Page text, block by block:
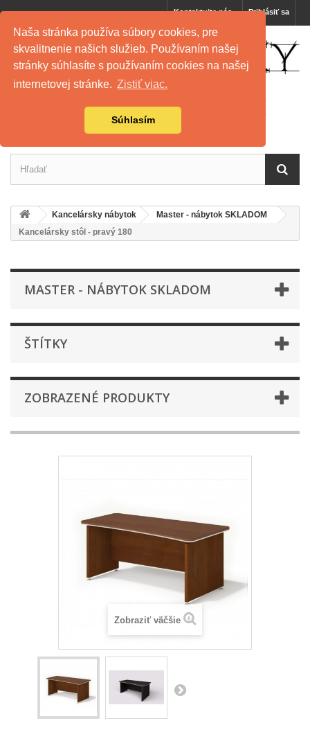
Naša stránka používa súbory cookies, pre
skvalitnenie našich služieb. Používaním našej
stránky súhlasíte s používaním cookies na našej
internetovej stránke. Zistiť viac.
Súhlasím
Prihlásiť sa
Kontaktujte nás
Kancelársky nábytok
Master - nábytok SKLADOM
Kancelársky stôl - pravý 180
MASTER - NÁBYTOK SKLADOM
ŠTÍTKY
ZOBRAZENÉ PRODUKTY
Zobraziť väčšie